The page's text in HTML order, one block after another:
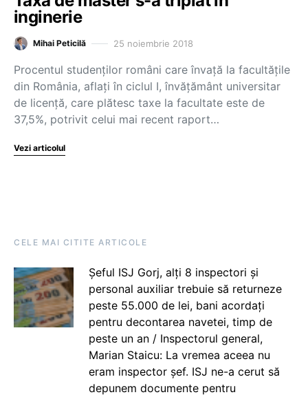
inginerie
Mihai Peticilă 25 noiembrie 2018
Procentul studenților români care învață la facultățile
din România, aflați în ciclul I, învățământ universitar
de licență, care plătesc taxe la facultate este de
37,5%, potrivit celui mai recent raport…
Vezi articolul
CELE MAI CITITE ARTICOLE
Șeful ISJ Gorj, alți 8 inspectori și
personal auxiliar trebuie să returneze
peste 55.000 de lei, bani acordați
pentru decontarea navetei, timp de
peste un an / Inspectorul general,
Marian Staicu: La vremea aceea nu
eram inspector șef. ISJ ne-a cerut să
depunem documente pentru